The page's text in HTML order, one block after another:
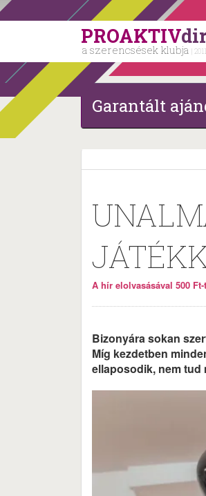
PROAKTIV
a szerencsések klubja |
Garantált
A hír elolvasásával 500
Bizonyára sokan
Míg kezdetben
ellaposodik, nem tud